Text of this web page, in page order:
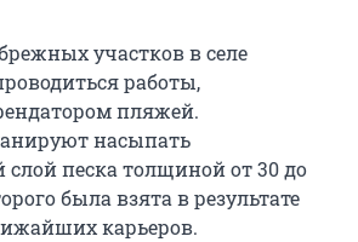
участков в селе
работы,
пляжей.
насыпать
песка толщиной от 30 до
была взята в результате
карьеров.